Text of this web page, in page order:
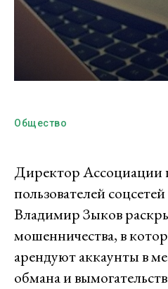
Общество
Директор Ассоциации
пользователей
Владимир Зыков
мошенничества, в
арендуют аккаунты в
обмана и